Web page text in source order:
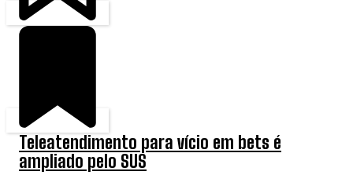
Teleatendimento para vício em bets é
ampliado pelo SUS